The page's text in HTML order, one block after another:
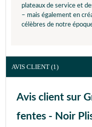
plateaux de service et
– mais également en
célèbres de notre
AVIS CLIENT (1)
Avis client sur
fentes - Noir